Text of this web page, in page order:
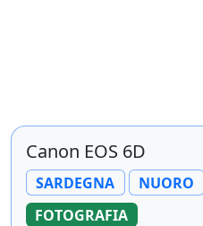
Canon EOS 6D
SARDEGNA NUORO
FOTOGRAFIA